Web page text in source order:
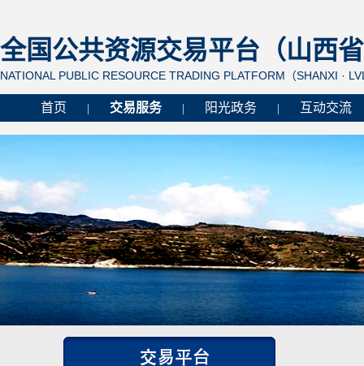
全国公共资源交易平台（山西
NATIONAL PUBLIC RESOURCE TRADING PLATFORM（SHANXI ·
首页 交易服务 阳光政务 互动交流